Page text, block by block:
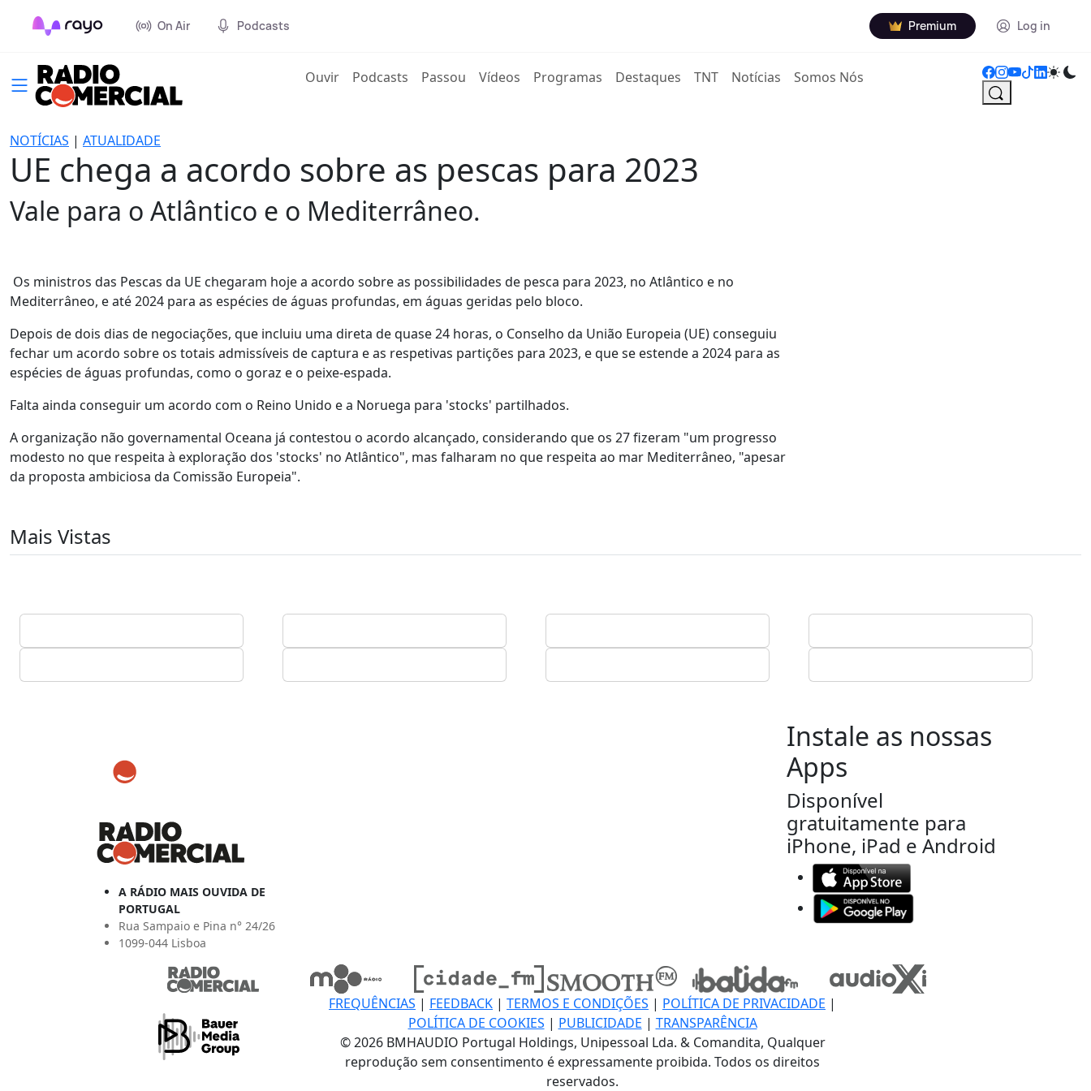
On Air Podcasts Premium Log in
Ouvir(current)
Podcasts Passou Vídeos Programas Destaques TNT Notícias Somos Nós
NOTÍCIAS | ATUALIDADE
UE chega a acordo sobre as pescas para 2023
Vale para o Atlântico e o Mediterrâneo.
Os ministros das Pescas da UE chegaram hoje a acordo sobre as possibilidades de pesca para 2023, no Atlântico e no
Mediterrâneo, e até 2024 para as espécies de águas profundas, em águas geridas pelo bloco.
Depois de dois dias de negociações, que incluiu uma direta de quase 24 horas, o Conselho da União Europeia (UE) conseguiu
fechar um acordo sobre os totais admissíveis de captura e as respetivas partições para 2023, e que se estende a 2024 para as
espécies de águas profundas, como o goraz e o peixe-espada.
Falta ainda conseguir um acordo com o Reino Unido e a Noruega para 'stocks' partilhados.
A organização não governamental Oceana já contestou o acordo alcançado, considerando que os 27 fizeram "um progresso
modesto no que respeita à exploração dos 'stocks' no Atlântico", mas falharam no que respeita ao mar Mediterrâneo, "apesar
da proposta ambiciosa da Comissão Europeia".
Mais Vistas
A RÁDIO MAIS OUVIDA DE
PORTUGAL
Rua Sampaio e Pina n° 24/26
1099-044 Lisboa
Instale as nossas
Apps
Disponível
gratuitamente para
iPhone, iPad e Android
FREQUÊNCIAS | FEEDBACK | TERMOS E CONDIÇÕES | POLÍTICA DE PRIVACIDADE |
POLÍTICA DE COOKIES | PUBLICIDADE | TRANSPARÊNCIA
© 2026 BMHAUDIO Portugal Holdings, Unipessoal Lda. & Comandita, Qualquer
reprodução sem consentimento é expressamente proibida. Todos os direitos
reservados.